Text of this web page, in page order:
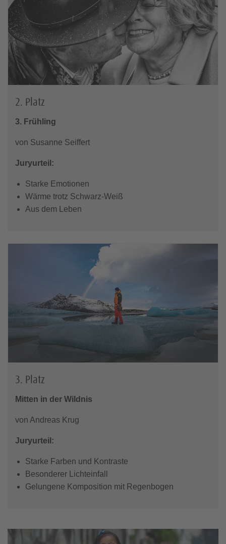
2. Platz
3. Frühling
von Susanne Seiffert
Juryurteil:
Starke Emotionen
Wärme trotz Schwarz-Weiß
Aus dem Leben
3. Platz
Mitten in der Wildnis
von Andreas Krug
Juryurteil:
Starke Farben und Kontraste
Besonderer Lichteinfall
Gelungene Komposition mit Regenbogen